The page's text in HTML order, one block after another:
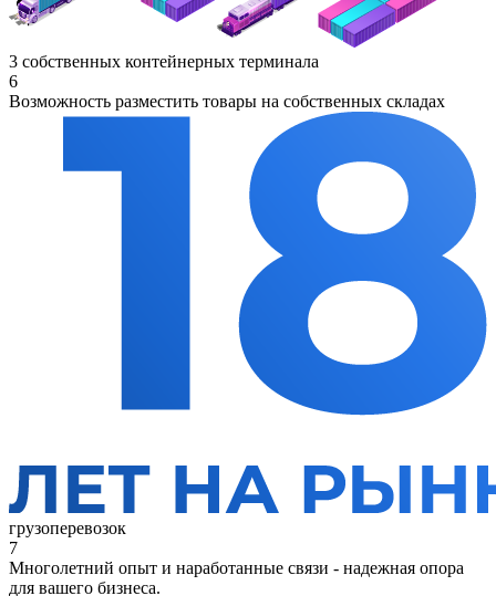
3 собственных контейнерных терминала
6
Возможность разместить товары на собственных складах
грузоперевозок
7
Многолетний опыт и наработанные связи - надежная опора
для вашего бизнеса.